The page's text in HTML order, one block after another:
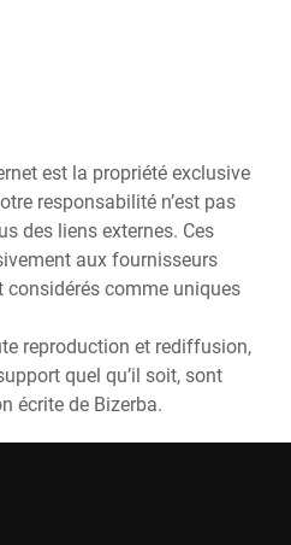
est la propriété exclusive
responsabilité n’est pas
des liens externes. Ces
aux fournisseurs
considérés comme uniques
reproduction et rediffusion,
quel qu’il soit, sont
écrite de Bizerba.